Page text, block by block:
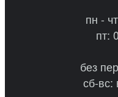
пн -
пт:
без
сб-